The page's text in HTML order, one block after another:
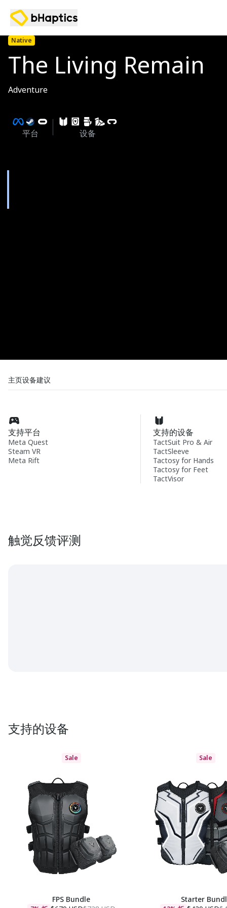
Native
The Living Remain
Adventure
平台 设备
主页设备建议
支持平台
Meta Quest
Steam VR
Meta Rift
支持的设备
TactSuit Pro & Air
TactSleeve
Tactosy for Hands
Tactosy for Feet
TactVisor
触觉反馈评测
支持的设备
Sale
FPS Bundle
Sale
Starter